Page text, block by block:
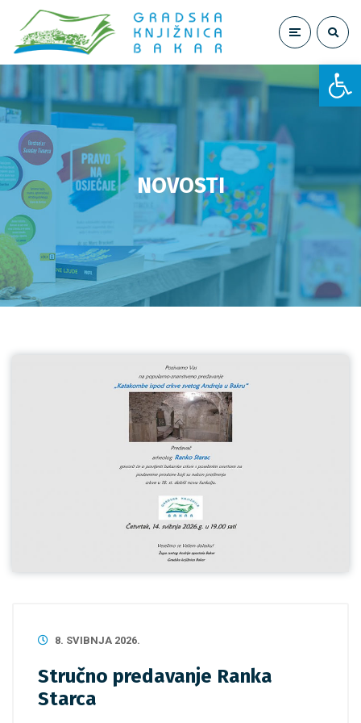
Open toolbar
NOVOSTI
8. SVIBNJA 2026.
Stručno predavanje Ranka
Starca